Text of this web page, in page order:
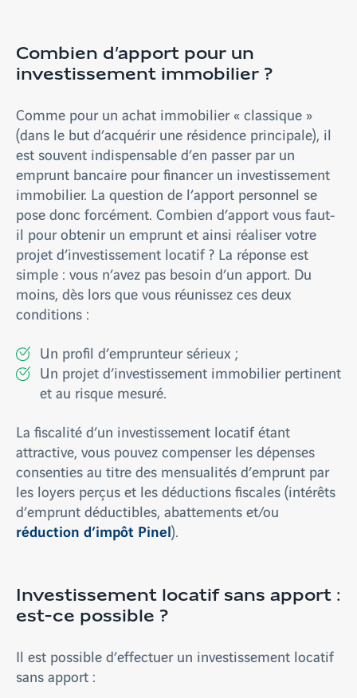
Combien d’apport pour un
investissement immobilier ?
Comme pour un achat immobilier « classique »
(dans le but d’acquérir une résidence principale), il
est souvent indispensable d’en passer par un
emprunt bancaire pour financer un investissement
immobilier. La question de l’apport personnel se
pose donc forcément. Combien d’apport vous faut-
il pour obtenir un emprunt et ainsi réaliser votre
projet d’investissement locatif ? La réponse est
simple : vous n’avez pas besoin d’un apport. Du
moins, dès lors que vous réunissez ces deux
conditions :
Un profil d’emprunteur sérieux ;
Un projet d’investissement immobilier pertinent
et au risque mesuré.
La fiscalité d’un investissement locatif étant
attractive, vous pouvez compenser les dépenses
consenties au titre des mensualités d’emprunt par
les loyers perçus et les déductions fiscales (intérêts
d’emprunt déductibles, abattements et/ou
réduction d’impôt Pinel).
Investissement locatif sans apport :
est-ce possible ?
Il est possible d’effectuer un investissement locatif
sans apport :